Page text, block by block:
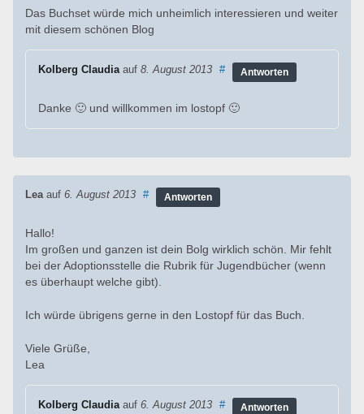
Das Buchset würde mich unheimlich interessieren und weiter
mit diesem schönen Blog
Kolberg Claudiaauf 8. August 2013 # Antworten
Danke 🙂 und willkommen im lostopf 🙂
Leaauf 6. August 2013 # Antworten
Hallo!
Im großen und ganzen ist dein Bolg wirklich schön. Mir fehlt
bei der Adoptionsstelle die Rubrik für Jugendbücher (wenn
es überhaupt welche gibt).
Ich würde übrigens gerne in den Lostopf für das Buch.
Viele Grüße,
Lea
Kolberg Claudiaauf 6. August 2013 # Antworten